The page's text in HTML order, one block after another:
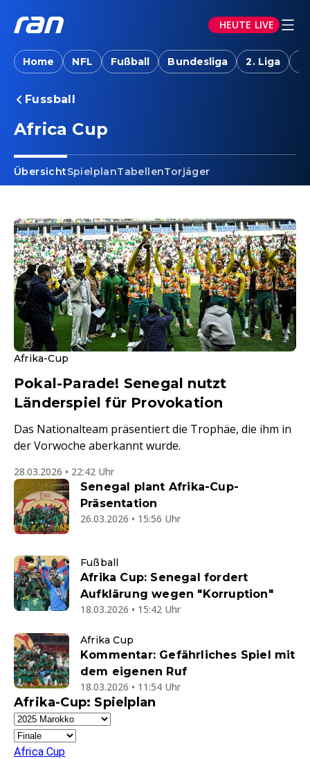
HEUTE LIVE
Home NFL Fußball Bundesliga 2. Liga
Fussball
Africa Cup
ÜbersichtSpielplanTabellenTorjäger
Afrika-Cup
Pokal-Parade! Senegal nutzt
Länderspiel für Provokation
Das Nationalteam präsentiert die Trophäe, die ihm in
der Vorwoche aberkannt wurde.
28.03.2026 • 22:42 Uhr
Senegal plant Afrika-Cup-
Präsentation
26.03.2026 • 15:56 Uhr
Fußball
Afrika Cup: Senegal fordert
Aufklärung wegen "Korruption"
18.03.2026 • 15:42 Uhr
Afrika Cup
Kommentar: Gefährliches Spiel mit
dem eigenen Ruf
18.03.2026 • 11:54 Uhr
Afrika-Cup: Spielplan
Africa Cup